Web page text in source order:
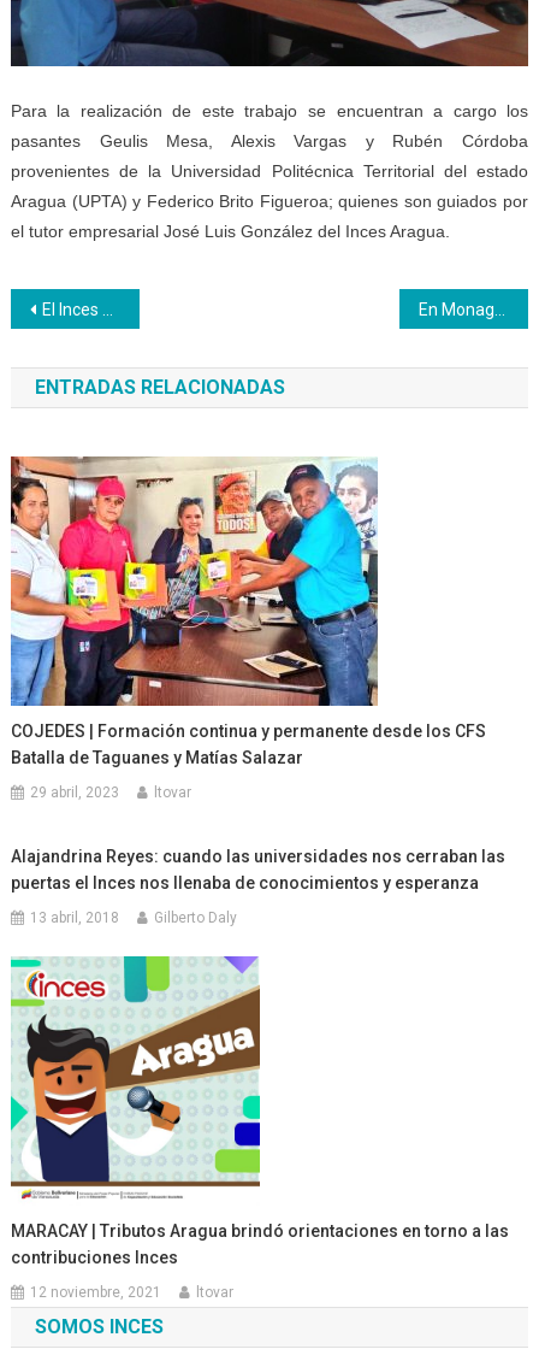
Para la realización de este trabajo se encuentran a cargo los
pasantes Geulis Mesa, Alexis Vargas y Rubén Córdoba
provenientes de la Universidad Politécnica Territorial del estado
Aragua (UPTA) y Federico Brito Figueroa; quienes son guiados por
el tutor empresarial José Luis González del Inces Aragua.
Navegación
de
entradas
El Inces Bolívar se une al plan Esta es mi Escuela En Monagas se realizó asamblea general con la Juventud inces
ENTRADAS RELACIONADAS
COJEDES | Formación continua y permanente desde los CFS
Batalla de Taguanes y Matías Salazar
29 abril, 2023 ltovar
Alajandrina Reyes: cuando las universidades nos cerraban las
puertas el Inces nos llenaba de conocimientos y esperanza
13 abril, 2018 Gilberto Daly
MARACAY | Tributos Aragua brindó orientaciones en torno a las
contribuciones Inces
12 noviembre, 2021 ltovar
SOMOS INCES